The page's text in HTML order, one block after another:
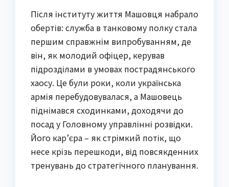
Після інституту життя Машовця набрало
обертів: служба в танковому полку стала
першим справжнім випробуванням, де
він, як молодий офіцер, керував
підрозділами в умовах пострадянського
хаосу. Це були роки, коли українська
армія перебудовувалася, а Машовець
піднімався сходинками, доходячи до
посад у Головному управлінні розвідки.
Його кар’єра – як стрімкий потік, що
несе крізь перешкоди, від повсякденних
тренувань до стратегічного планування.